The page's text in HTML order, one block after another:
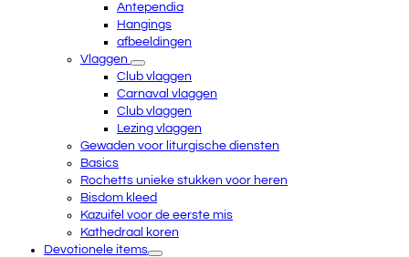
Antependia
Hangings
afbeeldingen
Vlaggen
Club vlaggen
Carnaval vlaggen
Club vlaggen
Lezing vlaggen
Gewaden voor liturgische diensten
Basics
Rochetts unieke stukken voor heren
Bisdom kleed
Kazuifel voor de eerste mis
Kathedraal koren
Devotionele items